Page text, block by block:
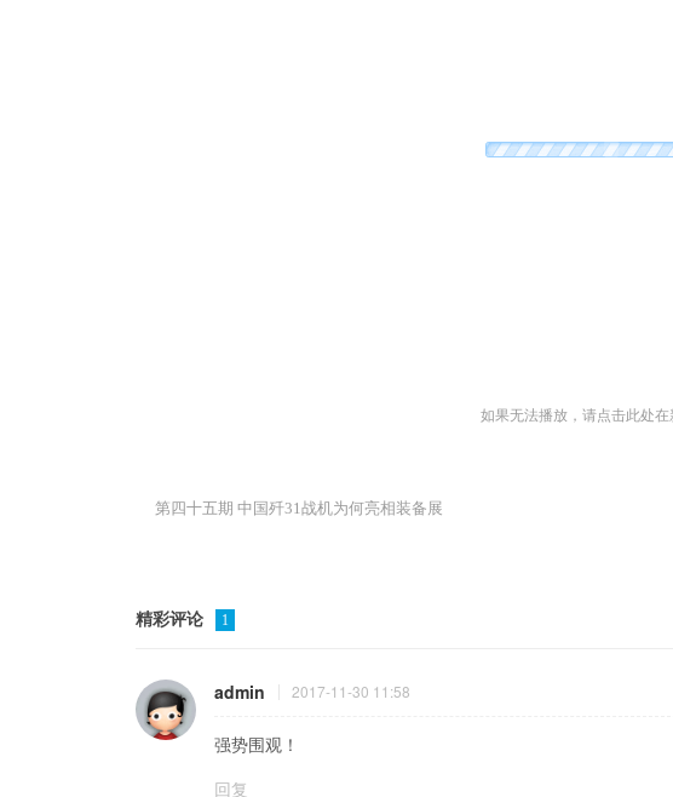
如果无法播放，请点击此处
第四十五期 中国歼31战机为何亮相装备展
精彩评论 1
admin 2017-11-30 11:58
强势围观！
回复